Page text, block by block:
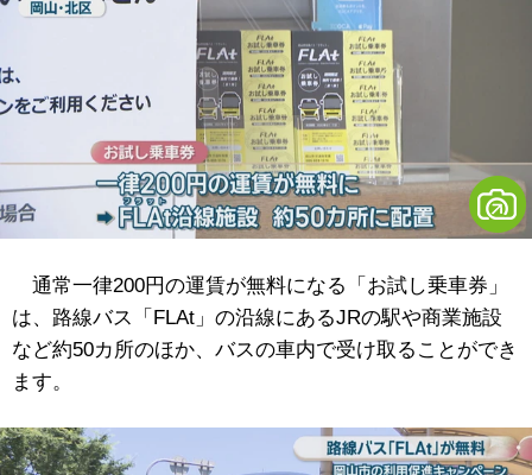
通常一律200円の運賃が無料になる「お試し乗車券」
は、路線バス「FLAt」の沿線にあるJRの駅や商業施設
など約50カ所のほか、バスの車内で受け取ることができ
ます。